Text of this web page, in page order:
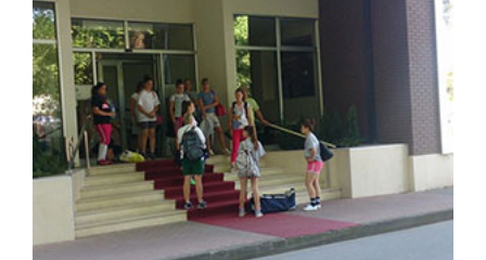
Softbol kadetska reprezentacija
Srbije
hotel